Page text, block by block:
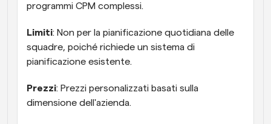
programmi CPM complessi.
Limiti: Non per la pianificazione quotidiana delle
squadre, poiché richiede un sistema di
pianificazione esistente.
Prezzi: Prezzi personalizzati basati sulla
dimensione dell'azienda.